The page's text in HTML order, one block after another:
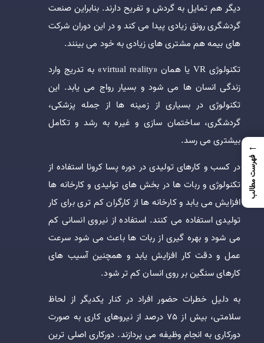
دیگر هم تمایل به گردش و تفریح دارند. بنابراین صنعت
گردشگری رونق زیادی پیدا می کند و در این دوران شرکت
های بیمه هم مشتری های زیادی به خود می بینند.
تکنولوژی VR یا همان «virtual reality» به تدریج وارد
زندگی انسان ها می شود و بسیار رواج می یابد. این
تکنولوژی در بسیاری از زمینه ها از جمله پزشکی،
گردشگری، ساختمان سازی و غیره به رشد و تکامل
بیشتری می رسد.
در کسب و کارهای تولیدی در دوره پسا کرونا استفاده از
تکنولوژی و ربات ها در بخش های تولیدی و کارخانه ها
افزایش می یابد و کارخانه ها از کارگران کم تری برای کار
تولیدی استفاده می کنند. استفاده از نیروی انسانی کم
می شود و بهره گیری از ربات ها باعث می شود سرعت
عمل و دقت کار افزایش یابد و همچنین آسیب های
کارهای سنگین بر روی انسان کم تر شود.
به دلیل خطرات حضور افراد در کنار یکدیگر از لحاظ
سلامتی، بیش از 75 درصد از نیروهای کاری به صورت
دورکاری به انجام وظیفه می پردازند. دورکاری اصلی ترین
←
فهرست مطالب